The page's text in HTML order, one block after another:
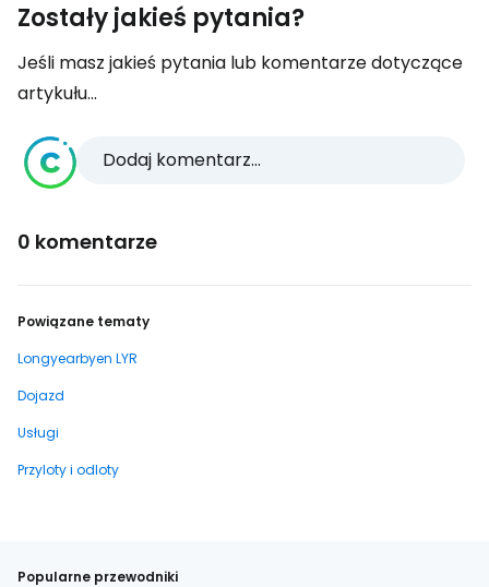
Zostały jakieś pytania?
Jeśli masz jakieś pytania lub komentarze dotyczące
artykułu...
Dodaj komentarz...
0 komentarze
Powiązane tematy
Longyearbyen LYR
Dojazd
Usługi
Przyloty i odloty
Popularne przewodniki